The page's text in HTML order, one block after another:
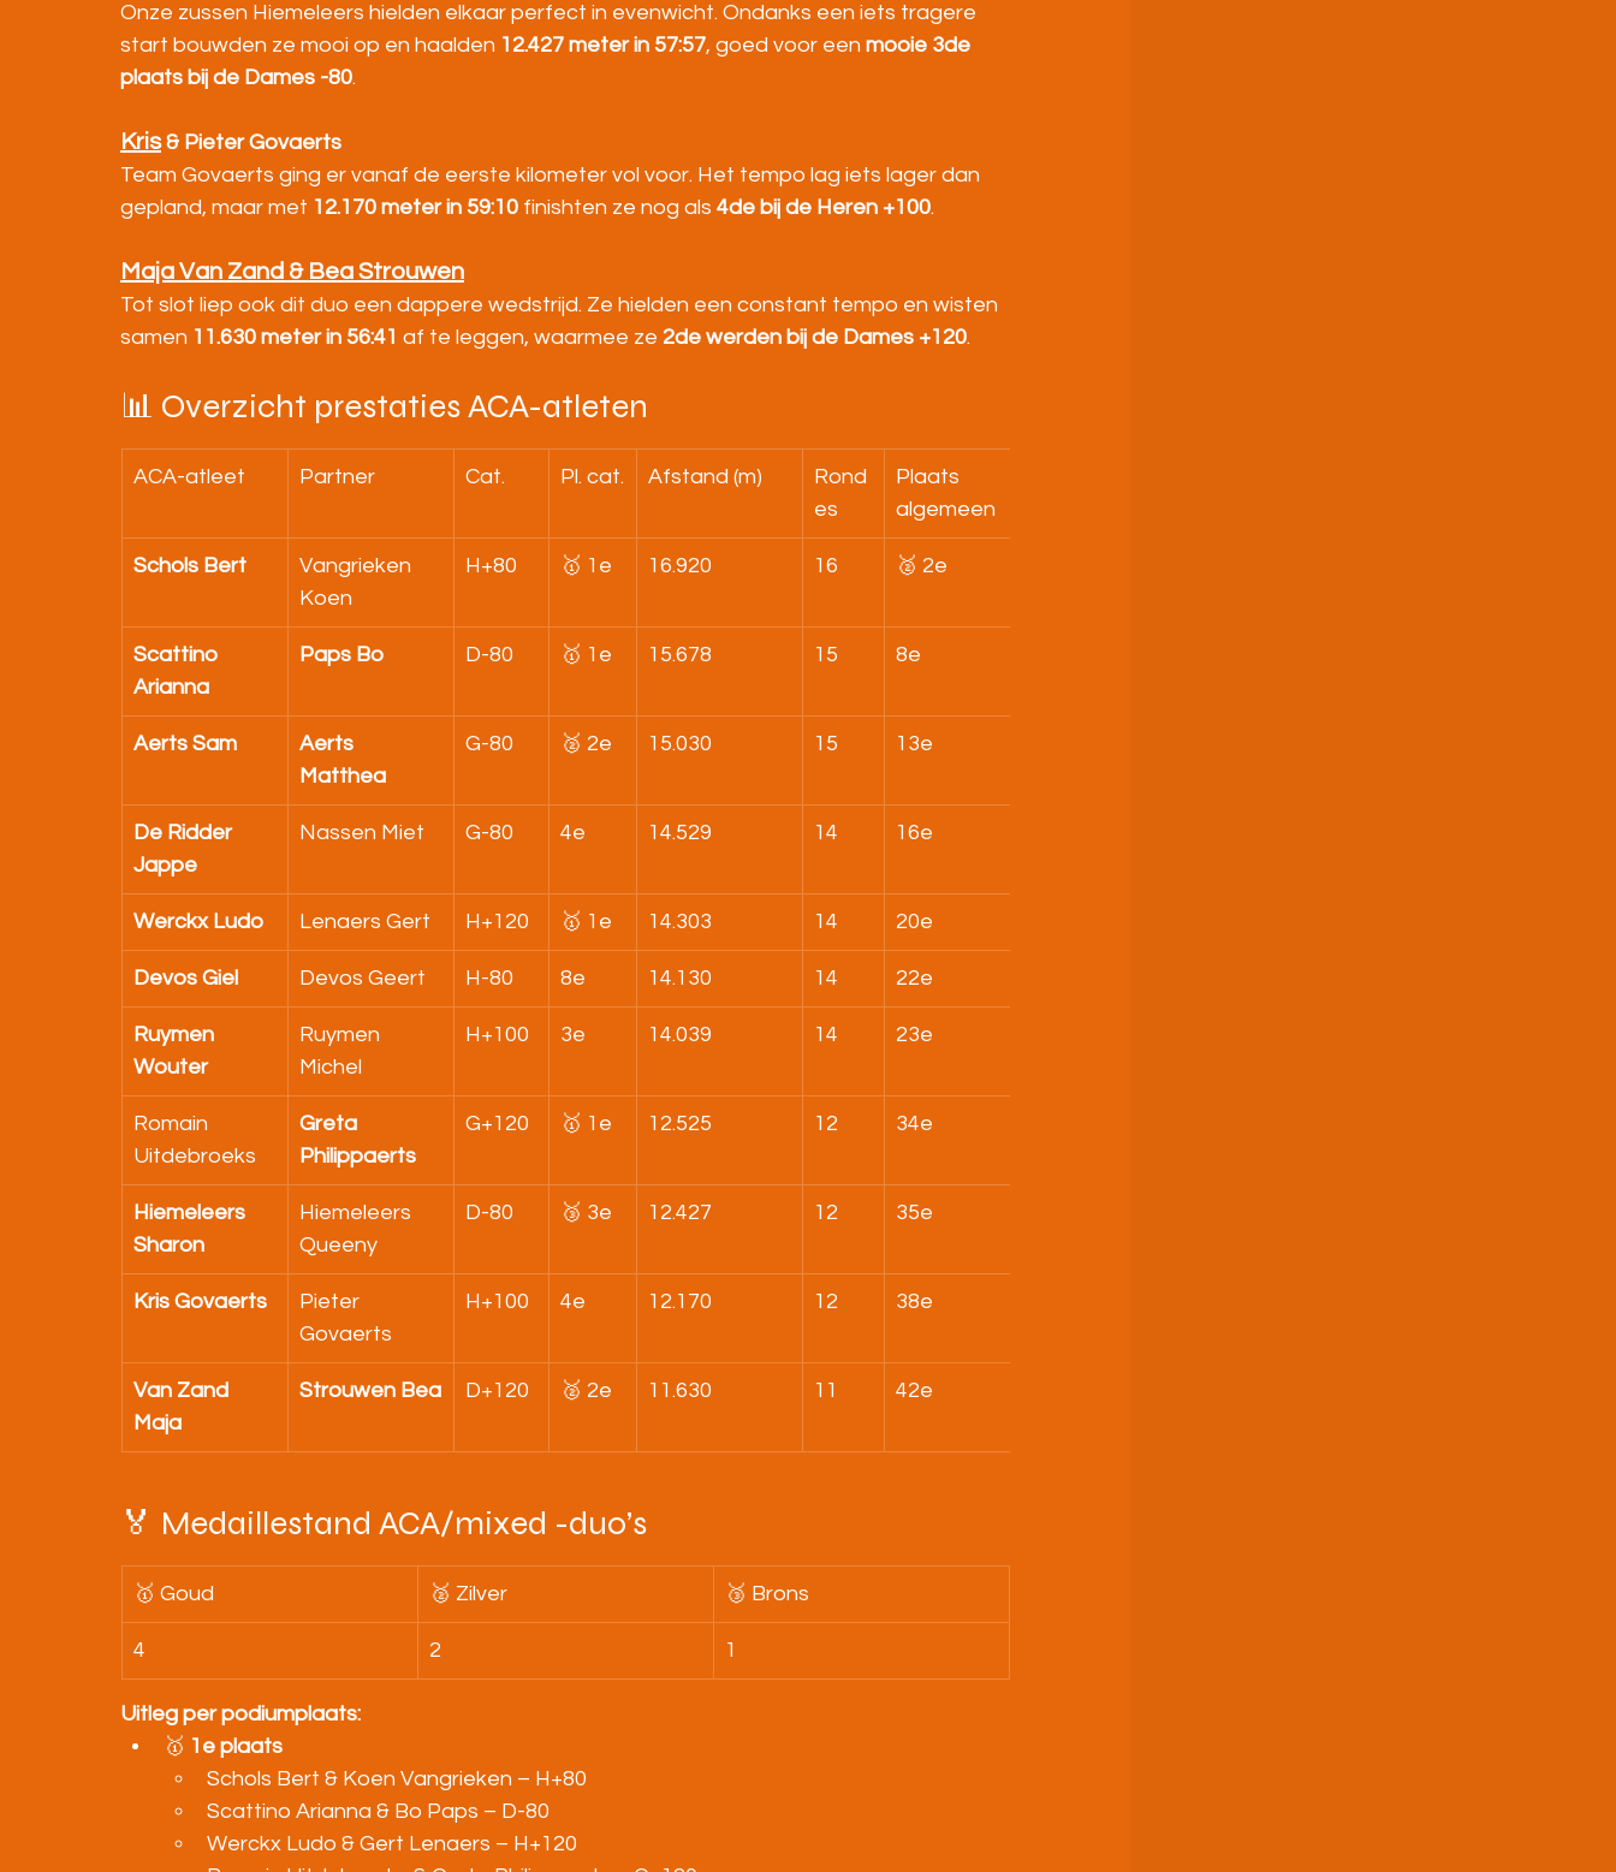
Onze zussen Hiemeleers hielden elkaar perfect in evenwicht. Ondanks een iets tragere
start bouwden ze mooi op en haalden 12.427 meter in 57:57, goed voor een mooie 3de
plaats bij de Dames -80.
Kris & Pieter Govaerts
Team Govaerts ging er vanaf de eerste kilometer vol voor. Het tempo lag iets lager dan
gepland, maar met 12.170 meter in 59:10 finishten ze nog als 4de bij de Heren +100.
Maja Van Zand & Bea Strouwen
Tot slot liep ook dit duo een dappere wedstrijd. Ze hielden een constant tempo en wisten
samen 11.630 meter in 56:41 af te leggen, waarmee ze 2de werden bij de Dames +120.
📊 Overzicht prestaties ACA-atleten
ACA-atleet Partner Cat. Pl. cat. Afstand (m)
Rond
es
Plaats
algemeen
Schols Bert
Vangrieken
Koen
H+80 🥇 1e 16.920 16 🥈 2e
Scattino
Arianna
Paps Bo D-80 🥇 1e 15.678 15 8e
Aerts Sam
Aerts
Matthea
G-80 🥈 2e 15.030 15 13e
De Ridder
Jappe
Nassen Miet G-80 4e 14.529 14 16e
Werckx Ludo Lenaers Gert H+120 🥇 1e 14.303 14 20e
Devos Giel Devos Geert H-80 8e 14.130 14 22e
Ruymen
Wouter
Ruymen
Michel
H+100 3e 14.039 14 23e
Romain
Uitdebroeks
Greta
Philippaerts
G+120 🥇 1e 12.525 12 34e
Hiemeleers
Sharon
Hiemeleers
Queeny
D-80 🥉 3e 12.427 12 35e
Kris Govaerts
Pieter
Govaerts
H+100 4e 12.170 12 38e
Van Zand
Maja
Strouwen Bea D+120 🥈 2e 11.630 11 42e
🏅 Medaillestand ACA/mixed -duo’s
🥇 Goud 🥈 Zilver 🥉 Brons
4 2 1
Uitleg per podiumplaats:
🥇 1e plaats
Schols Bert & Koen Vangrieken – H+80
Scattino Arianna & Bo Paps – D-80
Werckx Ludo & Gert Lenaers – H+120